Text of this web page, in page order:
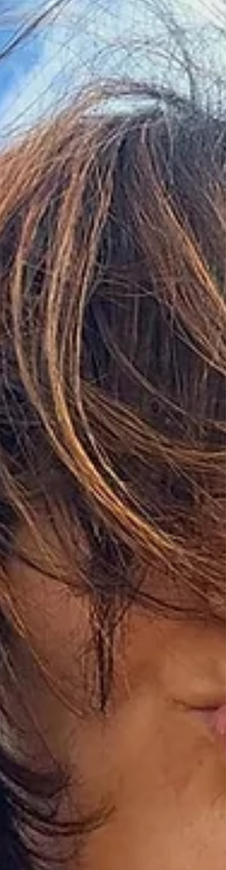
continuer à évoluer, à grandir et à rester
pleinement lui-même au sein du lien. Mais il
arrive que nos blessures affectives viennent
troubler cet équilibre. Par peur de perdre
nous cherchons parfois inconsciemment à le
retenir, à le contrôle